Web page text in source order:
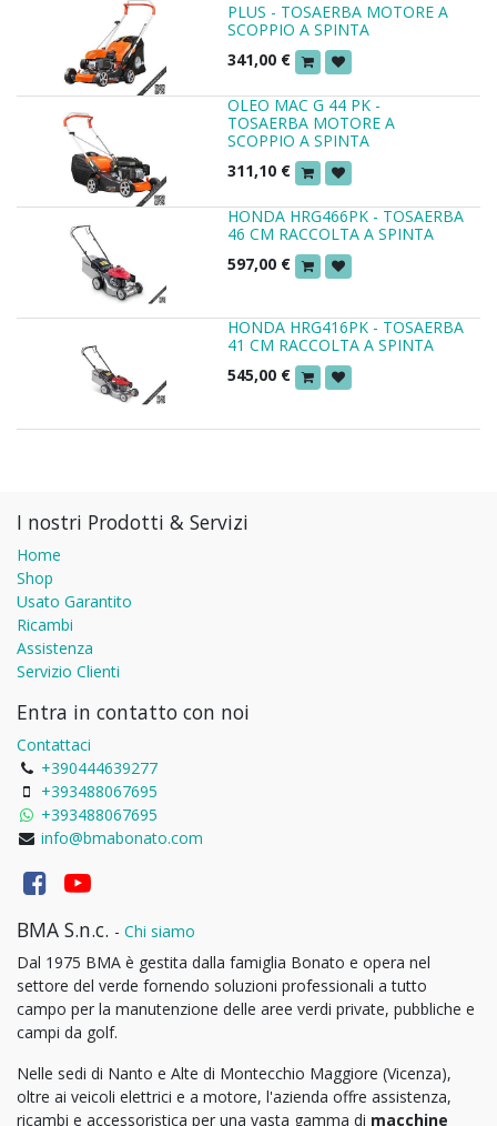
PLUS - TOSAERBA MOTORE A
SCOPPIO A SPINTA
341,00 €
OLEO MAC G 44 PK -
TOSAERBA MOTORE A
SCOPPIO A SPINTA
311,10 €
HONDA HRG466PK - TOSAERBA
46 CM RACCOLTA A SPINTA
597,00 €
HONDA HRG416PK - TOSAERBA
41 CM RACCOLTA A SPINTA
545,00 €
I nostri Prodotti & Servizi
Home
Shop
Usato Garantito
Ricambi
Assistenza
Servizio Clienti
Entra in contatto con noi
Contattaci
+390444639277
+393488067695
+393488067695
info@bmabonato.com
BMA S.n.c. - Chi siamo
Dal 1975 BMA è gestita dalla famiglia Bonato e opera nel
settore del verde fornendo soluzioni professionali a tutto
campo per la manutenzione delle aree verdi private, pubbliche e
campi da golf.
Nelle sedi di Nanto e Alte di Montecchio Maggiore (Vicenza),
oltre ai veicoli elettrici e a motore, l'azienda offre assistenza,
ricambi e accessoristica per una vasta gamma di macchine